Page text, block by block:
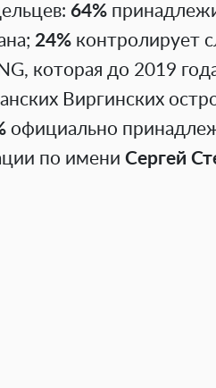
64%
24% контролирует
которая до 2019
Виргинских
официально
по имени Сергей